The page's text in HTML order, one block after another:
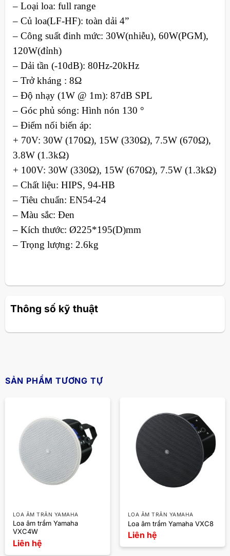
– Loại loa: full range
– Củ loa(LF-HF): toàn dải 4”
– Công suất đinh mức: 30W(nhiễu), 60W(PGM),
120W(đỉnh)
– Dải tần (-10dB): 80Hz-20kHz
– Trở kháng : 8Ω
– Độ nhạy (1W @ 1m): 87dB SPL
– Góc phủ sóng: Hình nón 130 °
– Điểm nối biến áp:
+ 70V: 30W (170Ω), 15W (330Ω), 7.5W (670Ω),
3.8W (1.3kΩ)
+ 100V: 30W (330Ω), 15W (670Ω), 7.5W (1.3kΩ)
– Chất liệu: HIPS, 94-HB
– Tiêu chuẩn: EN54-24
– Màu sắc: Đen
– Kích thước: Ø225*195(D)mm
– Trọng lượng: 2.6kg
Thông số kỹ thuật
SẢN PHẨM TƯƠNG TỰ
LOA ÂM TRẦN YAMAHA
Loa âm trầm Yamaha
VXC4W
Liên hệ
LOA ÂM TRẦN YAMAHA
Loa âm trầm Yamaha VXC8
Liên hệ